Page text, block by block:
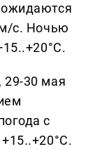
с. Ночью
29-30 мая
с